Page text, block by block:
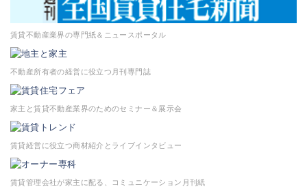
賃貸不動産業界の専門紙＆ニュースポータル
不動産所有者の経営に役立つ月刊専門誌
家主と賃貸不動産業界のためのセミナー＆展示会
賃貸経営に役立つ商材紹介とライブインタビュー
賃貸管理会社が家主に配る、コミュニケーション月刊紙